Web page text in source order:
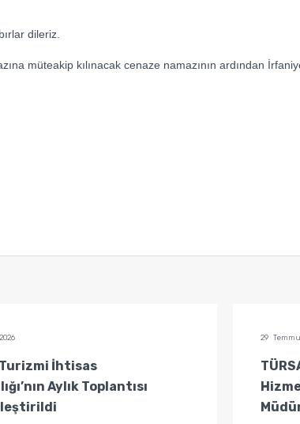
dileriz.
müteakip kılınacak cenaze namazının ardından
Turizmi İhtisas
Aylık Toplantısı
29